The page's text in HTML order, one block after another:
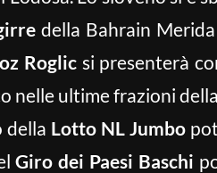
della Bahrain
Roglic si presenterà
nelle ultime frazioni
della Lotto NL Jumbo
Giro dei Paesi Baschi